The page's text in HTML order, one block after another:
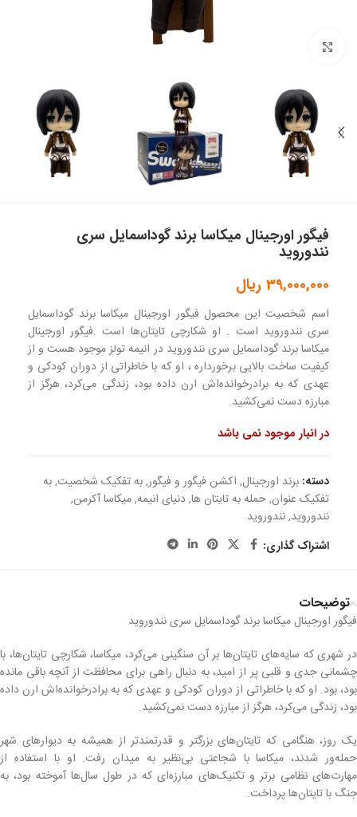
فیگور اورجینال میکاسا برند گوداسمایل سری
نندوروید
39,000,000 ریال
اسم شخصیت این محصول فیگور اورجینال میکاسا برند گوداسمایل
سری نندوروید است . او شکارچی تایتان‌ها است .فیگور اورجینال
میکاسا برند گوداسمایل سری نندوروید در انیمه تولز موجود هست و از
کیفیت ساخت بالایی برخورداره ، او که با خاطراتی از دوران کودکی و
عهدی که به برادرخوانده‌اش ارن داده بود، زندگی می‌کرد، هرگز از
مبارزه دست نمی‌کشید.
در انبار موجود نمی باشد
دسته: برند اورجینال, اکشن فیگور و فیگور,به تفکیک شخصیت,به
تفکیک عنوان,حمله به تایتان ها,دنیای انیمه,میکاسا آکرمن,
نندوروید,نندوروید
اشتراک گذاری:
توضیحات
فیگور اورجینال میکاسا برند گوداسمایل سری نندوروید
در شهری که سایه‌های تایتان‌ها بر آن سنگینی می‌کرد، میکاسا، شکارچی تایتان‌ها، با
چشمانی جدی و قلبی پر از امید، به دنبال راهی برای محافظت از آنچه باقی مانده
بود، بود. او که با خاطراتی از دوران کودکی و عهدی که به برادرخوانده‌اش ارن داده
بود، زندگی می‌کرد، هرگز از مبارزه دست نمی‌کشید.
یک روز، هنگامی که تایتان‌های بزرگتر و قدرتمندتر از همیشه به دیوارهای شهر
حمله‌ور شدند، میکاسا با شجاعتی بی‌نظیر به میدان رفت. او با استفاده از
مهارت‌های نظامی برتر و تکنیک‌های مبارزه‌ای که در طول سال‌ها آموخته بود، به
جنگ با تایتان‌ها پرداخت.